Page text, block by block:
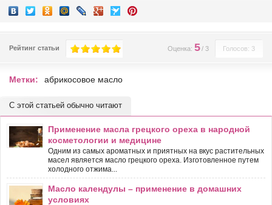
Рейтинг статьи Голосов: 3
Оценка: 5/ 3
Метки: абрикосовое масло
С этой статьей обычно читают
Применение масла грецкого ореха в народной
косметологии и медицине
Одним из самых ароматных и приятных на вкус растительных
масел является масло грецкого ореха. Изготовленное путем
холодного отжима...
Масло календулы – применение в домашних
условиях